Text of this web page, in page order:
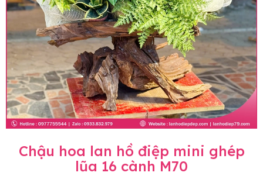
Chậu hoa lan hồ điệp mini ghép
lũa 16 cành M70